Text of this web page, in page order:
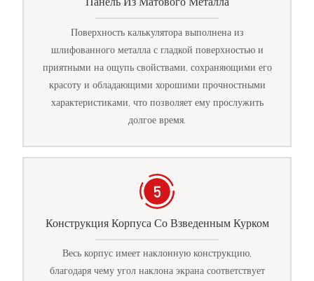
Поверхность калькулятора выполнена из
шлифованного металла с гладкой поверхностью и
приятными на ощупь свойствами, сохраняющими его
красоту и обладающими хорошими прочностными
характеристиками, что позволяет ему прослужить
долгое время.
Конструкция Корпуса Со Взведенным Курком
Весь корпус имеет наклонную конструкцию,
благодаря чему угол наклона экрана соответствует